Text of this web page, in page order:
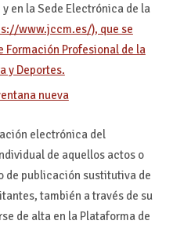
en la Sede Electrónica de la
www.jccm.es/), que se
Formación Profesional de la
y Deportes.
electrónica del
de aquellos actos o
de publicación sustitutiva de
también a través de su
de alta en la Plataforma de